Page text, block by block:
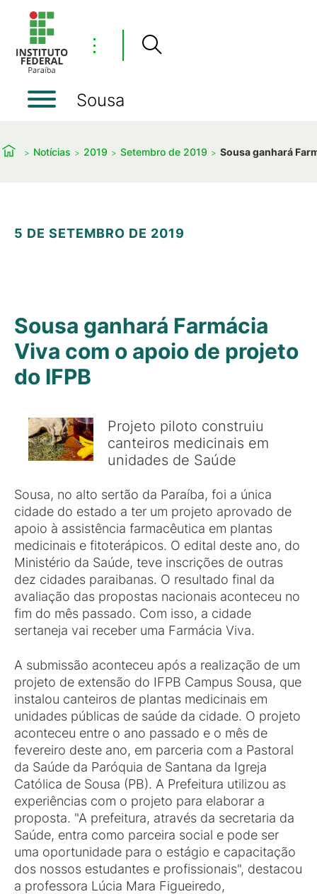
⋮
Sousa
Notícias 2019 Setembro de 2019 Sousa ganhará
5 DE SETEMBRO DE 2019
Sousa ganhará Farmácia
Viva com o apoio de projeto
do IFPB
Projeto piloto construiu
canteiros medicinais em
unidades de Saúde
Sousa, no alto sertão da Paraíba, foi a única
cidade do estado a ter um projeto aprovado de
apoio à assistência farmacêutica em plantas
medicinais e fitoterápicos. O edital deste ano, do
Ministério da Saúde, teve inscrições de outras
dez cidades paraibanas. O resultado final da
avaliação das propostas nacionais aconteceu no
fim do mês passado. Com isso, a cidade
sertaneja vai receber uma Farmácia Viva.
A submissão aconteceu após a realização de um
projeto de extensão do IFPB Campus Sousa, que
instalou canteiros de plantas medicinais em
unidades públicas de saúde da cidade. O projeto
aconteceu entre o ano passado e o mês de
fevereiro deste ano, em parceria com a Pastoral
da Saúde da Paróquia de Santana da Igreja
Católica de Sousa (PB). A Prefeitura utilizou as
experiências com o projeto para elaborar a
proposta. "A prefeitura, através da secretaria da
Saúde, entra como parceira social e pode ser
uma oportunidade para o estágio e capacitação
dos nossos estudantes e profissionais", destacou
a professora Lúcia Mara Figueiredo,